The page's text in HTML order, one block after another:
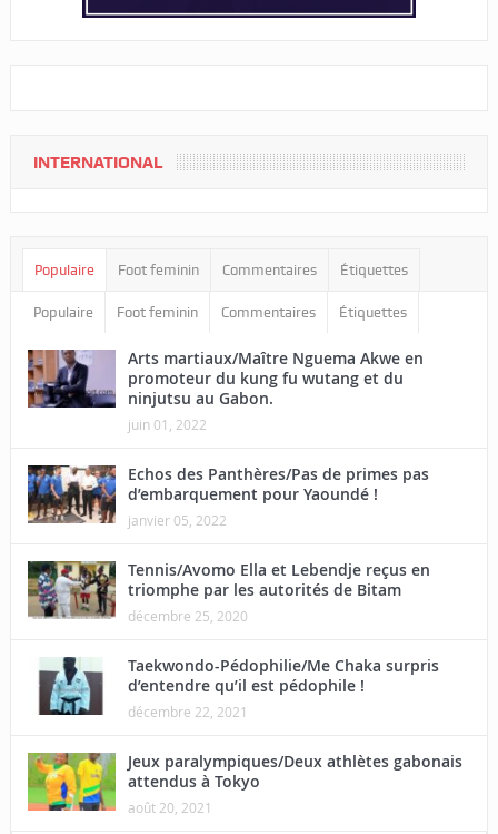
INTERNATIONAL
Populaire Foot feminin Commentaires Étiquettes
Populaire Foot feminin Commentaires Étiquettes
Arts martiaux/Maître Nguema Akwe en
promoteur du kung fu wutang et du
ninjutsu au Gabon.
juin 01, 2022
Echos des Panthères/Pas de primes pas
d’embarquement pour Yaoundé !
janvier 05, 2022
Tennis/Avomo Ella et Lebendje reçus en
triomphe par les autorités de Bitam
décembre 25, 2020
Taekwondo-Pédophilie/Me Chaka surpris
d’entendre qu’il est pédophile !
décembre 22, 2021
Jeux paralympiques/Deux athlètes gabonais
attendus à Tokyo
août 20, 2021